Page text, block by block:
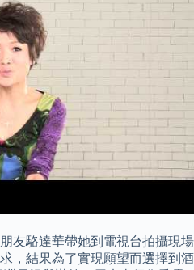
友駱達華帶她到電視台拍攝現場
，結果為了實現願望而選擇到酒